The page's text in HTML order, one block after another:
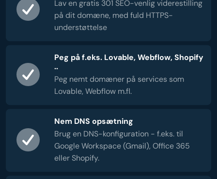
Lav en gratis 301 SEO-venlig viderestilling
på dit domæne, med fuld HTTPS-
understøttelse
Peg på f.eks. Lovable, Webflow, Shopify
..
Peg nemt domæner på services som
Lovable, Webflow m.fl.
Nem DNS opsætning
Brug en DNS-konfiguration - f.eks. til
Google Workspace (Gmail), Office 365
eller Shopify.